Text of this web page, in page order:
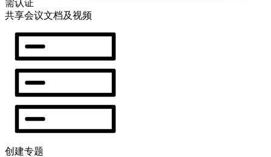
需认证
共享会议文档及视频
创建专题